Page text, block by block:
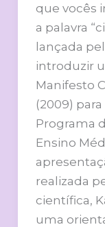
que vocês
a palavra
lançada
introduzir
Manifesto
(2009)
Programa
Ensino
realizada
científica,
uma